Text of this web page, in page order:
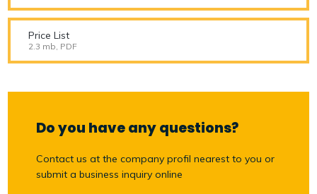
Price List
2.3 mb, PDF
Do you have any questions?
Contact us at the company profil nearest to you or
submit a business inquiry online